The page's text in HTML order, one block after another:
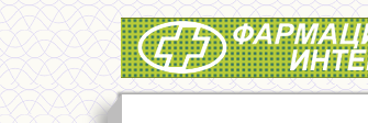
Интернет-аптека Фармация